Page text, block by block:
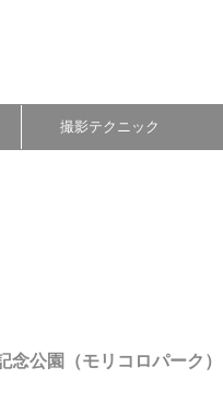
撮影テクニック
念公園（モリコロパーク）